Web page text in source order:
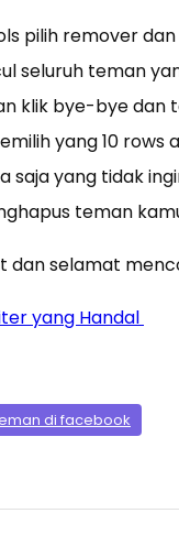
pilih remover
seluruh teman
klik bye-bye dan
yang 10
saja yang tidak
teman
dan selamat
yang Handal
di facebook